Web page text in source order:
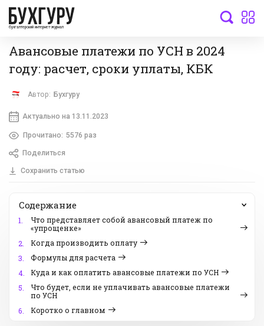
бухгалтерский интернет-журнал
Авансовые платежи по УСН в 2024
году: расчет, сроки уплаты, КБК
Автор: Бухгуру
Актуально на 13.11.2023
Прочитано: 5576 раз
Поделиться
Сохранить статью
Содержание
1.
Что представляет собой авансовый платеж по
«упрощенке»
2.
Когда производить оплату
3.
Формулы для расчета
4.
Куда и как оплатить авансовые платежи по УСН
5.
Что будет, если не уплачивать авансовые платежи
по УСН
6.
Коротко о главном